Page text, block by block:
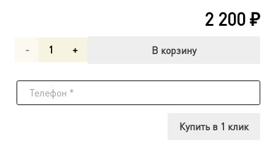
2 200₽
Количество
Людмила
В корзину
Купить в 1 клик